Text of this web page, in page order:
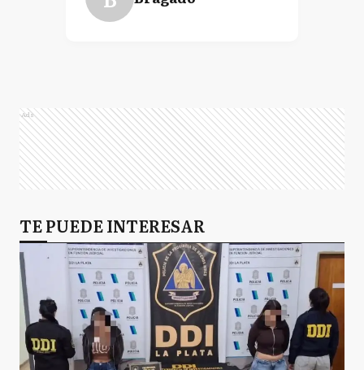
Ads
TE PUEDE INTERESAR